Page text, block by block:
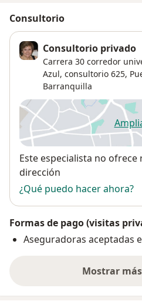
Consultorio
Consultorio privado
Carrera 30 corredor
Azul, consultorio 625,
Barranquilla
Disponibilidad
Este especialista no
dirección
¿Qué puedo hacer ahora?
Formas de pago (visitas
Aseguradoras aceptadas
Mostrar